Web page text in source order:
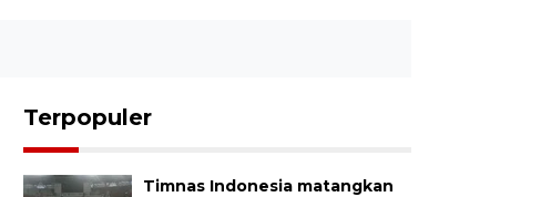
Terpopuler
Timnas Indonesia matangkan